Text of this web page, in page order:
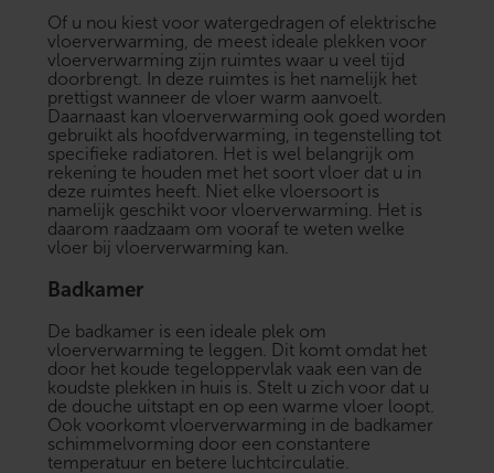
Of u nou kiest voor watergedragen of elektrische
vloerverwarming , de meest ideale plekken voor
vloerverwarming zijn ruimtes waar u veel tijd
doorbrengt. In deze ruimtes is het namelijk het
prettigst wanneer de vloer warm aanvoelt.
Daarnaast kan vloerverwarming ook goed worden
gebruikt als hoofdverwarming, in tegenstelling tot
specifieke radiatoren. Het is wel belangrijk om
rekening te houden met het soort vloer dat u in
deze ruimtes heeft. Niet elke vloersoort is
namelijk geschikt voor vloerverwarming. Het is
daarom raadzaam om vooraf te weten welke
vloer bij vloerverwarming kan.
Badkamer
De badkamer is een ideale plek om
vloerverwarming te leggen. Dit komt omdat het
door het koude tegeloppervlak vaak een van de
koudste plekken in huis is. Stelt u zich voor dat u
de douche uitstapt en op een warme vloer loopt.
Ook voorkomt vloerverwarming in de badkamer
schimmelvorming door een constantere
temperatuur en betere luchtcirculatie.